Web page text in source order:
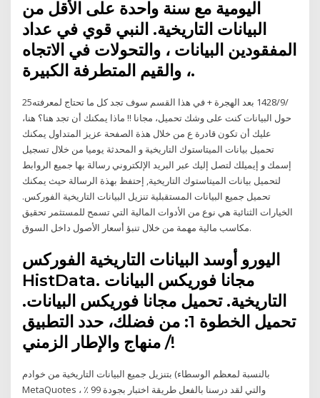
اليومية مع سنة واحدة على الأقل من
البيانات التاريخية. النبي قوي في عداد
المفقودين البيانات ، والتحولات في الاتجاه
، والقيم المتطرفة الكبيرة.
25‏‏/9‏‏/1428 بعد الهجرة + في هذا القسم سوف تجد كل ما تحتاج لمعرفته
حول البيانات كنت على وشك تحميل، مجانا !! ماذا يمكنك أن تجد هنا؟ هنا،
عليك أن تكون قادرة ع من خلال هذة الصفحة عزيز المتداول يمكنك
تحميل بيانات الميتاستوك التاريخية و المحدثة يوميا من خلال تسجيل
إسمك و إيميلك لتصل إليك عبر البريد الإلكتروني رسالة بها جميع الروابط
لتحميل بيانات الميتاستوك التاريخية, إحتفظ بهذة الرسالة حيث يمكنك
تحميل جميع البيانات المستقبلية تنزيل البيانات التاريخية الفوركس.
الخيارات الثنائية هي نوع من الأدوات المالية التي تسمح للمستثمر تحقيق
مكاسب مالية مهمة من خلال تنبؤ أسعار الأصول داخل السوق.
اليورو أوسد البيانات التاريخية الفوركس
HistData. مجانا فوريكس البيانات
التاريخية. تحميل مجانا فوريكس البيانات.
تحميل الخطوة 1: من فضلك، حدد التطبيق
/ منهاج والإطار الزمني!
بالنسبة لمعظم الوسطاء) بتنزيل جميع البيانات التاريخية من خوادم
MetaQuotes ، والتي لقد درسنا بالفعل طريقة اختبار بجودة 99 ٪